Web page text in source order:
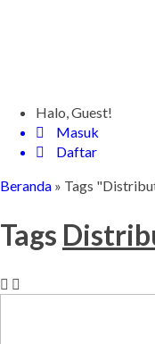
Halo, Guest!
Masuk
Daftar
Beranda » Tags
Tags